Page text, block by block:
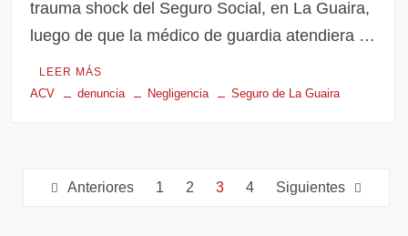
trauma shock del Seguro Social, en La Guaira,
luego de que la médico de guardia atendiera …
LEER MÁS
ACV denuncia Negligencia Seguro de La Guaira
Anteriores 1 2 3 4 Siguientes